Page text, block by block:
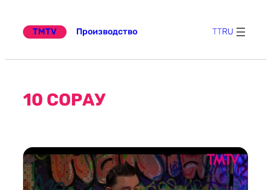
содержимому
TMTV Производство TTRU
10 СОРАУ